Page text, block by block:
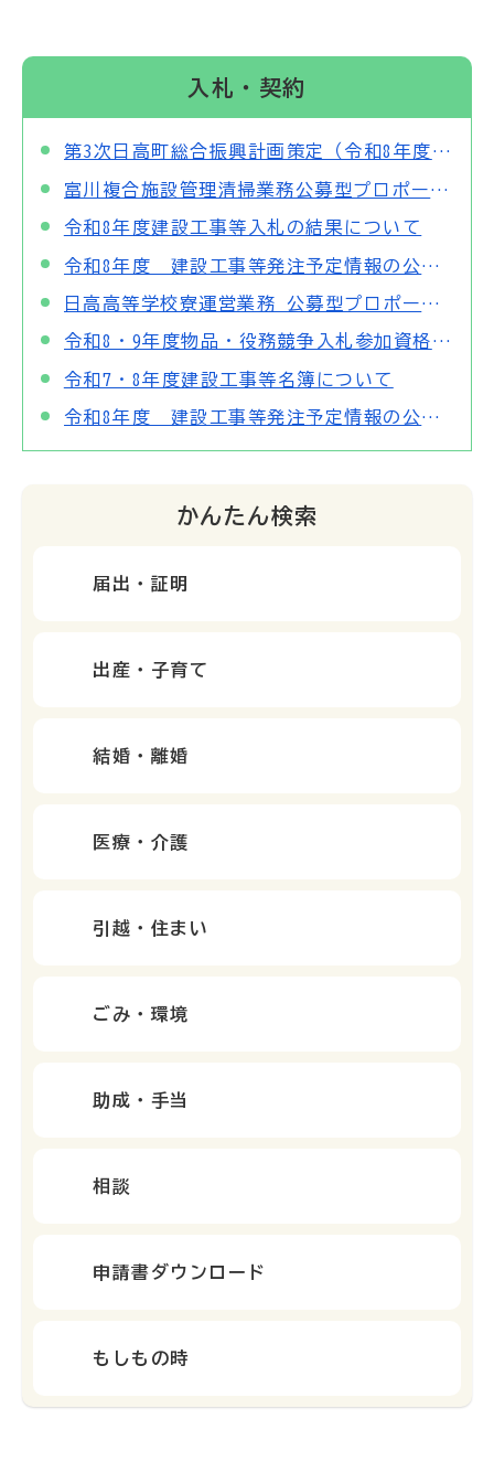
入札・契約
第3次日高町総合振興計画策定（令和8年度）公募型プロポーザルの実施について
富川複合施設管理清掃業務公募型プロポーザルの結果について
令和8年度建設工事等入札の結果について
令和8年度 建設工事等発注予定情報の公表について
日高高等学校寮運営業務 公募型プロポーザルの実施について
令和8・9年度物品・役務競争入札参加資格者名簿について
令和7・8年度建設工事等名簿について
令和8年度 建設工事等発注予定情報の公表について
かんたん検索
届出・証明
出産・子育て
結婚・離婚
医療・介護
引越・住まい
ごみ・環境
助成・手当
相談
申請書ダウンロード
もしもの時